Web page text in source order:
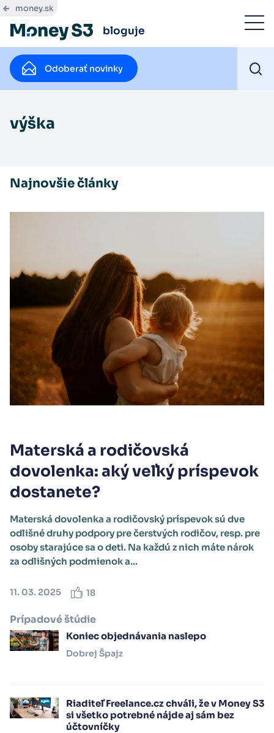
money.sk
bloguje
Odoberať novinky
výška
Najnovšie články
Materská a rodičovská
dovolenka: aký veľký príspevok
dostanete?
Materská dovolenka a rodičovský príspevok sú dve
odlišné druhy podpory pre čerstvých rodičov, resp. pre
osoby starajúce sa o deti. Na každú z nich máte nárok
za odlišných podmienok a...
11. 03. 2025 18
Prípadové štúdie
Koniec objednávania naslepo
Dobrej Špajz
Riaditeľ Freelance.cz chváli, že v Money S3
si všetko potrebné nájde aj sám bez
účtovníčky